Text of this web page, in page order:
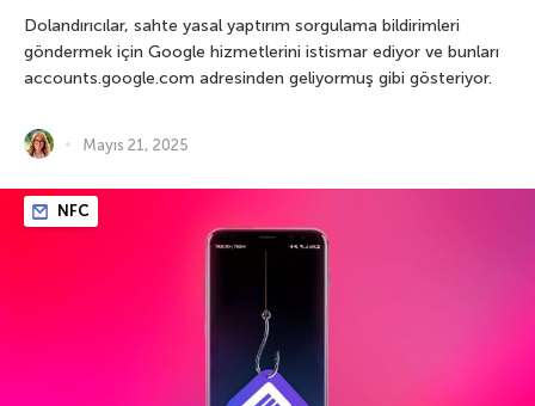
Dolandırıcılar, sahte yasal yaptırım sorgulama bildirimleri
göndermek için Google hizmetlerini istismar ediyor ve bunları
accounts.google.com adresinden geliyormuş gibi gösteriyor.
Mayıs 21, 2025
NFC